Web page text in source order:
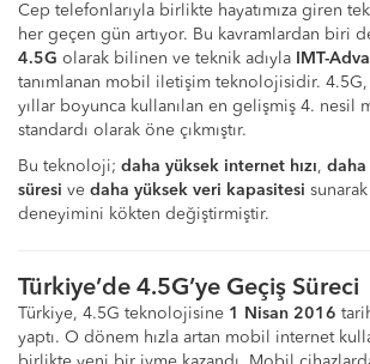
Cep telefonlarıyla birlikte hayatımıza giren
her geçen gün artıyor. Bu kavramlardan biri
4.5G olarak bilinen ve teknik adıyla IMT-
tanımlanan mobil iletişim teknolojisidir. 4.5G,
yıllar boyunca kullanılan en gelişmiş 4. nesil
standardı olarak öne çıkmıştır.
Bu teknoloji; daha yüksek internet hızı, daha
süresi ve daha yüksek veri kapasitesi
deneyimini kökten değiştirmiştir.
Türkiye’de 4.5G’ye Geçiş Süreci
Türkiye, 4.5G teknolojisine 1 Nisan 2016
yaptı. O dönem hızla artan mobil internet